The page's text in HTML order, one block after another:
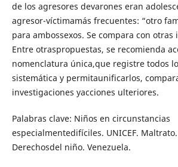
de los agresores devarones eran
agresor-víctimamás frecuentes: “otro
para ambossexos. Se compara con otras
Entre otraspropuestas, se recomienda
nomenclatura única,que registre todos
sistemática y permitaunificarlos,
investigaciones yacciones ulteriores.
Palabras clave: Niños en circunstancias
especialmentedifíciles. UNICEF.
Derechosdel niño. Venezuela.